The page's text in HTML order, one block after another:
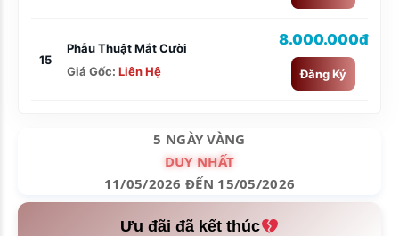
15
Phẫu Thuật Mắt Cười
Giá Gốc: Liên Hệ
8.000.000đ
Đăng Ký
5 NGÀY VÀNG
DUY NHẤT
11/05/2026 ĐẾN 15/05/2026
Ưu đãi đã kết thúc